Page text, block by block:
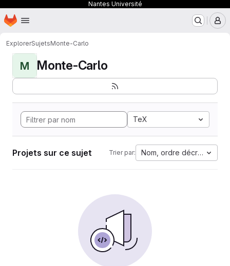
Nantes Université
Passer au contenu principal
Page d'accueil
ExplorerSujetsMonte-Carlo
M Monte-Carlo
TeX
Projets sur ce sujet Trier par: Nom, ordre décroissant